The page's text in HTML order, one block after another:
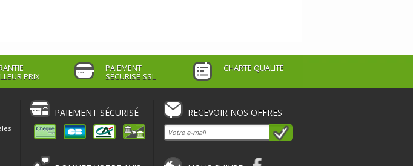
PRIX
PAIEMENT
SÉCURISÉ SSL
CHARTE QUALITÉ
PAIEMENT SÉCURISÉ RECEVOIR NOS OFFRES